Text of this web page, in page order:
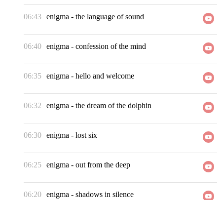
06:43 enigma - the language of sound
06:40 enigma - confession of the mind
06:35 enigma - hello and welcome
06:32 enigma - the dream of the dolphin
06:30 enigma - lost six
06:25 enigma - out from the deep
06:20 enigma - shadows in silence